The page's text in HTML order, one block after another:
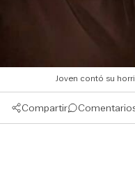
Joven contó su
Compartir